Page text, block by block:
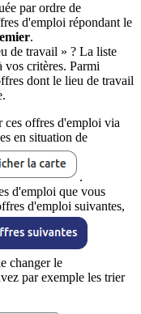
par ordre de
d'emploi répondant le
.
de travail » ? La liste
vos critères. Parmi
dont le lieu de travail
ces offres d'emploi via
en situation de
.
d'emploi que vous
d'emploi suivantes,
changer le
par exemple les trier